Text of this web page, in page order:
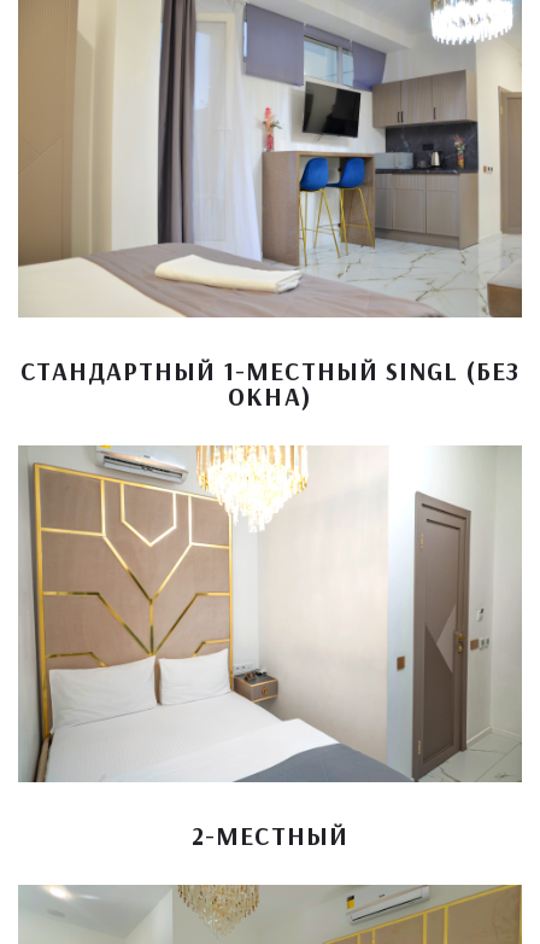
СТАНДАРТНЫЙ 1-МЕСТНЫЙ SINGL (БЕЗ
ОКНА)
2-МЕСТНЫЙ